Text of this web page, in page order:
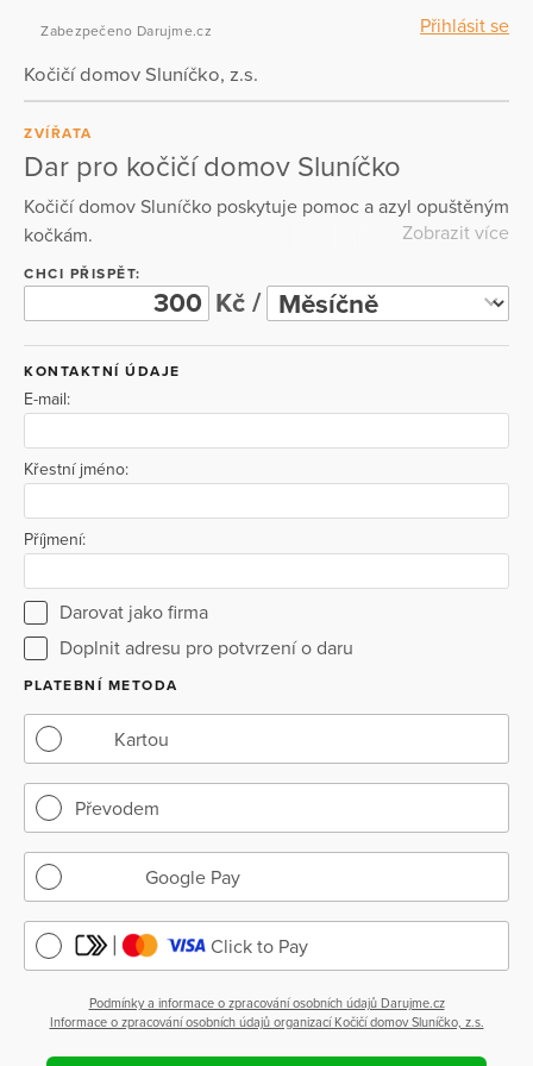
Přihlásit se
Zabezpečeno Darujme.cz
Kočičí domov Sluníčko, z.s.
ZVÍŘATA
Dar pro kočičí domov Sluníčko
Kočičí domov Sluníčko poskytuje pomoc a azyl opuštěným
kočkám.
Zobrazit více
CHCI PŘISPĚT:
Kč /
KONTAKTNÍ ÚDAJE
E-mail:
Křestní jméno:
Příjmení:
Darovat jako firma
Doplnit adresu pro potvrzení o daru
PLATEBNÍ METODA
Kartou
Převodem
Google Pay
Click to Pay
Podmínky a informace o zpracování osobních údajů Darujme.cz
Informace o zpracování osobních údajů organizací Kočičí domov Sluníčko, z.s.